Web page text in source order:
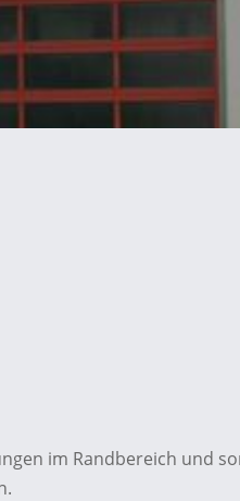
im Randbereich und